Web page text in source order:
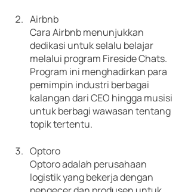
Airbnb
Cara Airbnb menunjukkan
dedikasi untuk selalu belajar
melalui program Fireside Chats.
Program ini menghadirkan para
pemimpin industri berbagai
kalangan dari CEO hingga musisi
untuk berbagi wawasan tentang
topik tertentu.
Optoro
Optoro adalah perusahaan
logistik yang bekerja dengan